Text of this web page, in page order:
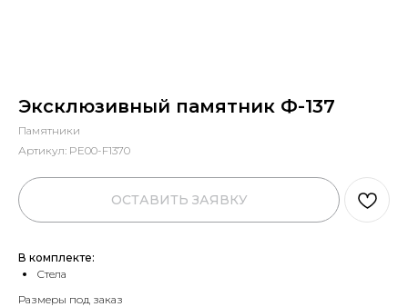
Эксклюзивный памятник Ф-137
Памятники
Артикул: PE00-F1370
ОСТАВИТЬ ЗАЯВКУ
В комплекте:
Стела
Размеры под заказ